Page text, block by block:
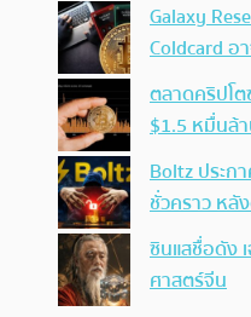
Galaxy
Coldcard อ
ตลาดคริปโ
$1.5 หมื่นล้
Boltz ประก
ชั่วคราว หลั
ซินแสชื่อดัง เ
ศาสตร์จีน